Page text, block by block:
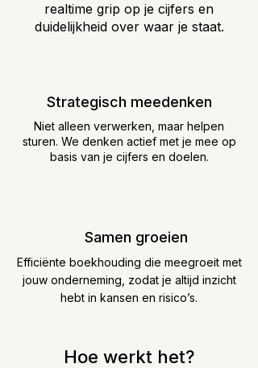
realtime grip op je cijfers en
duidelijkheid over waar je staat.
Strategisch meedenken
Niet alleen verwerken, maar helpen
sturen. We denken actief met je mee op
basis van je cijfers en doelen.
Samen groeien
Efficiënte boekhouding die meegroeit met
jouw onderneming, zodat je altijd inzicht
hebt in kansen en risico’s.
Hoe werkt het?